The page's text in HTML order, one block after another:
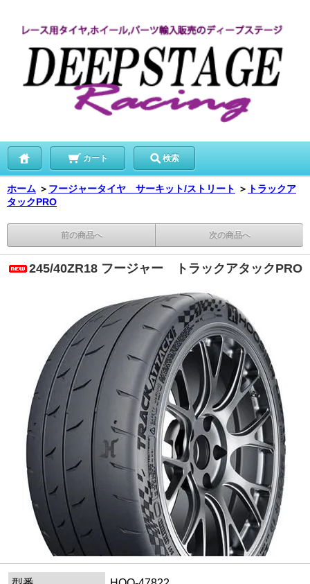
カート 検索
ホーム ＞ フージャータイヤ サーキット/ストリート ＞ トラックア
タックPRO
前の商品へ 次の商品へ
245/40ZR18 フージャー トラックアタックPRO